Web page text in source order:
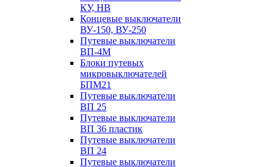
КУ, НВ
Концевые выключатели
ВУ-150, ВУ-250
Путевые выключатели
ВП-4М
Блоки путевых
микровыключателей
БПМ21
Путевые выключатели
ВП 25
Путевые выключатели
ВП 36 пластик
Путевые выключатели
ВП 24
Путевые выключатели